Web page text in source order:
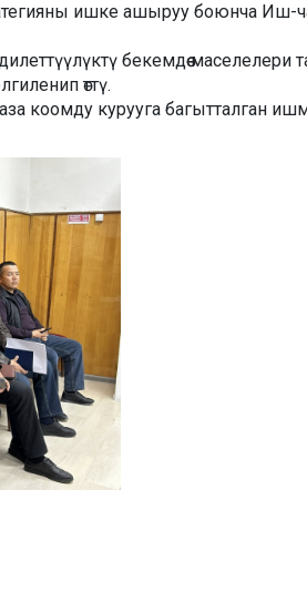
ишке ашыруу боюнча Иш-
бекемдөө маселелери
өттү.
коомду курууга багытталган